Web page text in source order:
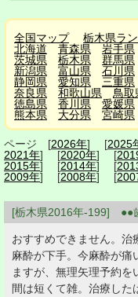
全国マップ
栃木県ラ
北海道
青森県 岩手県
茨城県
栃木県 群馬県
新潟県
富山県 石川県
静岡県
愛知県 三重県
奈良県
和歌山県 鳥取
徳島県
香川県 愛媛県
熊本県
大分県 宮崎県
ページ [2026年] [2025
2021年] [2020年] [
2015年] [2014年] [
2009年] [2008年] [
[栃木県2016年-199] ●●
おすすめできません。治
麻酔が下手。今麻酔が痛
ますが、無理矢理予約
間は短くて雑。治療した